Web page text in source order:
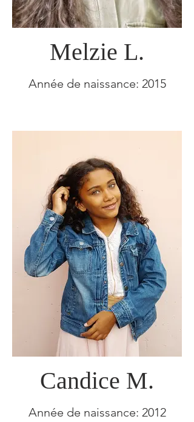
Melzie L.
Année de naissance: 2015
Candice M.
Année de naissance: 2012